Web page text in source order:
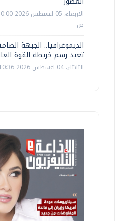
الأربعاء، 05 اغسطس
ص
الديموغرافيا.. الجبهة
تعيد رسم خريطة القوة
الثلاثاء، 04 اغسطس 2026 10:36 ص